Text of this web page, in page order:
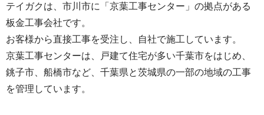
テイガクは、市川市に「京葉工事センター」の拠点がある
板金工事会社です。
お客様から直接工事を受注し、自社で施工しています。
京葉工事センターは、戸建て住宅が多い千葉市をはじめ、
銚子市、船橋市など、千葉県と茨城県の一部の地域の工事
を管理しています。